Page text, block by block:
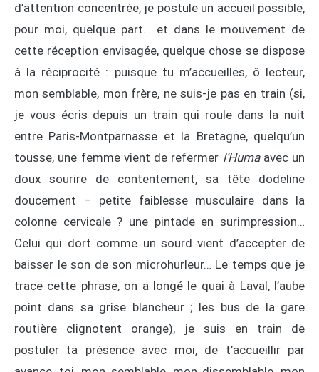
d’attention concentrée, je postule un accueil possible,
pour moi, quelque part… et dans le mouvement de
cette réception envisagée, quelque chose se dispose
à la réciprocité : puisque tu m’accueilles, ô lecteur,
mon semblable, mon frère, ne suis-je pas en train (si,
je vous écris depuis un train qui roule dans la nuit
entre Paris-Montparnasse et la Bretagne, quelqu’un
tousse, une femme vient de refermer l’Huma avec un
doux sourire de contentement, sa tête dodeline
doucement – petite faiblesse musculaire dans la
colonne cervicale ? une pintade en surimpression…
Celui qui dort comme un sourd vient d’accepter de
baisser le son de son microhurleur… Le temps que je
trace cette phrase, on a longé le quai à Laval, l’aube
point dans sa grise blancheur ; les bus de la gare
routière clignotent orange), je suis en train de
postuler ta présence avec moi, de t’accueillir par